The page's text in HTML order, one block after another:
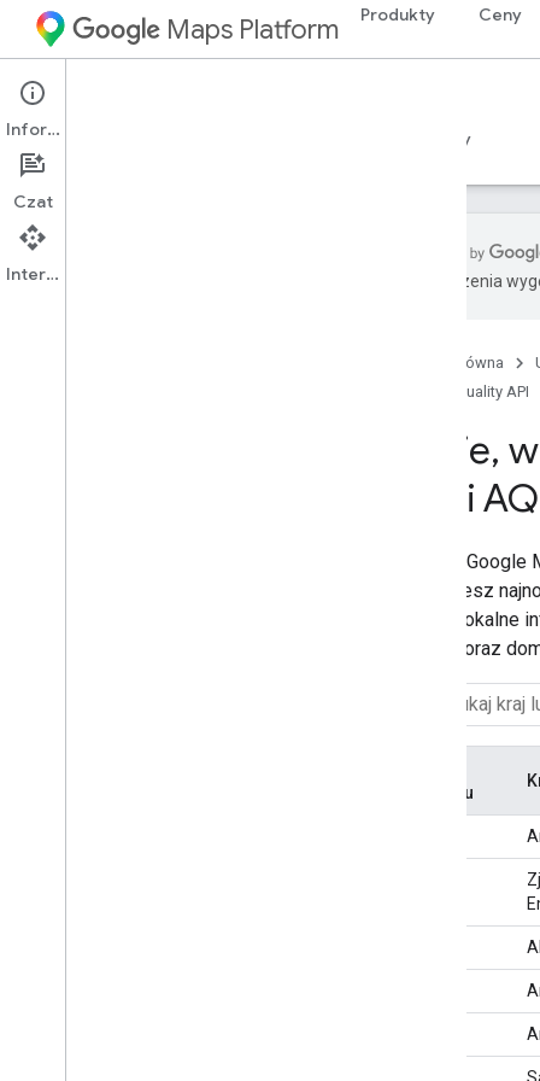
Maps Platform Produkty Ceny
Environment
Przewodniki
Zasoby
Tłumaczenia
Strona główna
Air Quality API
Kraje,
API i
Zespół
znajdziesz
(AQI) i lokalne
krajach oraz
regionu
Informacje
Czat
Interfejs API